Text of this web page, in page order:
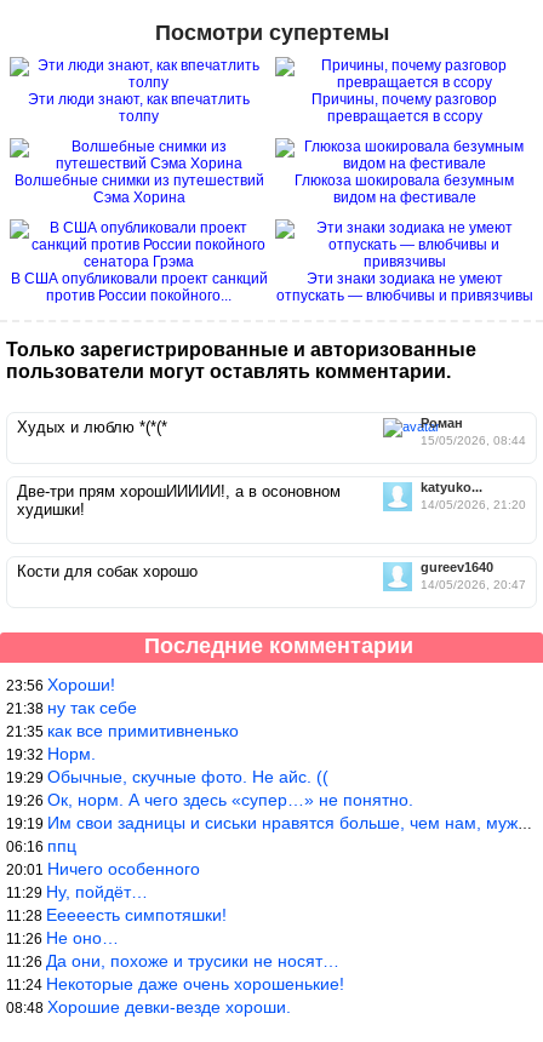
Посмотри супертемы
Эти люди знают, как впечатлить
толпу
Причины, почему разговор
превращается в ссору
Волшебные снимки из путешествий
Сэма Хорина
Глюкоза шокировала безумным
видом на фестивале
В США опубликовали проект санкций
против России покойного...
Эти знаки зодиака не умеют
отпускать — влюбчивы и привязчивы
Только зарегистрированные и авторизованные
пользователи могут оставлять комментарии.
Роман
15/05/2026, 08:44
Худых и люблю *(*(*
katyuko...
14/05/2026, 21:20
Две-три прям хорошИИИИИ!, а в осоновном
худишки!
gureev1640
14/05/2026, 20:47
Кости для собак хорошо
Последние комментарии
23:56 Хороши!
21:38 ну так себе
21:35 как все примитивненько
19:32 Норм.
19:29 Обычные, скучные фото. Не айс. ((
19:26 Ок, норм. А чего здесь «супер…» не понятно.
19:19 Им свои задницы и сиськи нравятся больше, чем нам, мужикам?
06:16 ппц
20:01 Ничего особенного
11:29 Ну, пойдёт…
11:28 Ееееесть симпотяшки!
11:26 Не оно…
11:26 Да они, похоже и трусики не носят…
11:24 Некоторые даже очень хорошенькие!
08:48 Хорошие девки-везде хороши.